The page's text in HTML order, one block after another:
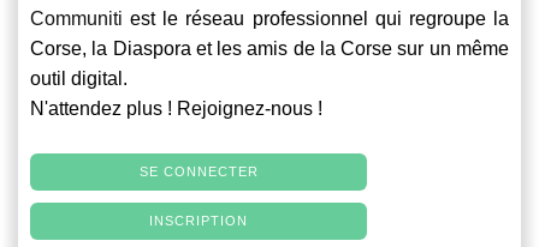
Communiti est le réseau professionnel qui regroupe la
Corse, la Diaspora et les amis de la Corse sur un même
outil digital.
N'attendez plus ! Rejoignez-nous !
SE CONNECTER
INSCRIPTION